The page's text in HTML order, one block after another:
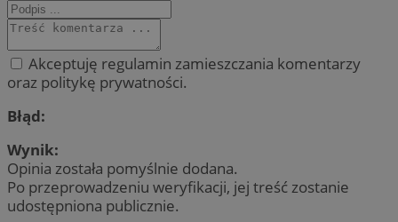
Akceptuję regulamin zamieszczania komentarzy
oraz politykę prywatności.
Błąd:
Wynik:
Opinia została pomyślnie dodana.
Po przeprowadzeniu weryfikacji, jej treść zostanie
udostępniona publicznie.